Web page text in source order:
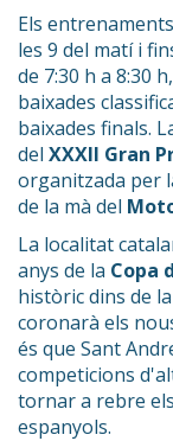
Els
les 9 del matí i
de 7:30 h a 8:30
baixades
baixades finals.
del XXXII Gran
organitzada per
de la mà del
La localitat
anys de la Copa
històric dins de
coronarà els
és que Sant
competicions
tornar a rebre
espanyols.